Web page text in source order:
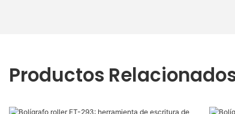
Productos